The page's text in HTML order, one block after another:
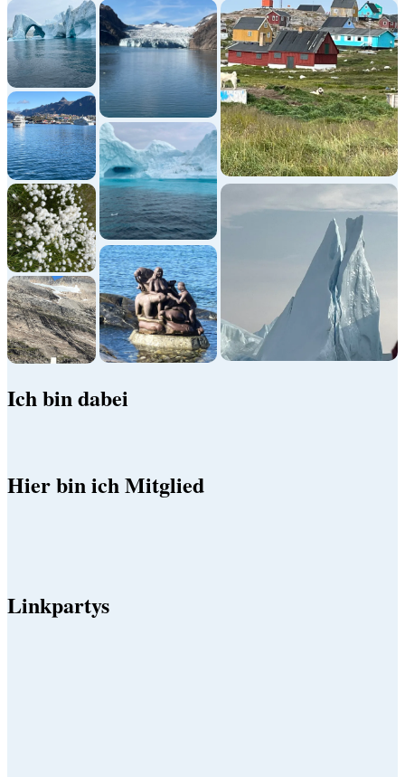
Ich bin dabei
Hier bin ich Mitglied
Linkpartys